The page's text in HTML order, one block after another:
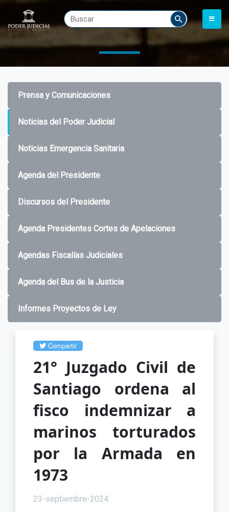
Prensa y Comunicaciones
Noticias del Poder Judicial
Noticias Emergencia Sanitaria
Agenda del Presidente
Discursos del Presidente
Agenda Presidentes Cortes de Apelaciones
Agendas Fiscalías Judiciales
Agenda del Bus de la Justicia
Informes Proyectos de Ley
Compartir
21° Juzgado Civil de
Santiago ordena al
fisco indemnizar a
marinos torturados
por la Armada en
1973
23-septiembre-2024